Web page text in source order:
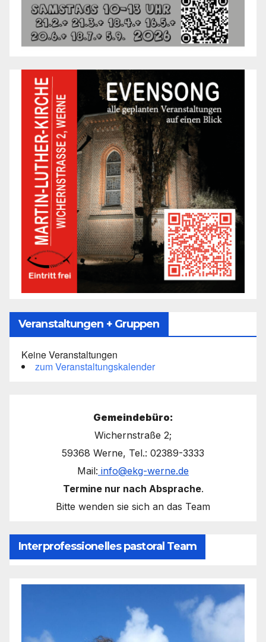
Veranstaltungen + Gruppen
Keine Veranstaltungen
zum Veranstaltungskalender
Gemeindebüro:
Wichernstraße 2;
59368 Werne, Tel.: 02389-3333
Mail: info@ekg-werne.de
Termine nur nach Absprache.
Bitte wenden sie sich an das Team
Interprofessionelles pastoral Team